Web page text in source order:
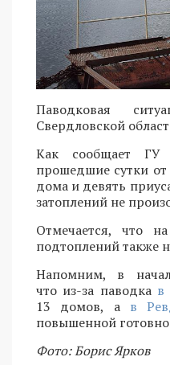
Паводковая
Свердловской
Как сообщает
прошедшие сутки
дома и девять
затоплений не
Отмечается, что
подтоплений также
Напомним, в
что из-за паводка в
13 домов, а в
повышенной
Фото: Борис Ярков